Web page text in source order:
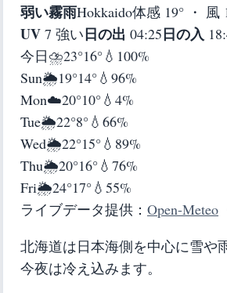
弱い霧雨Hokkaido体感 19° ・ 風
UV 7 強い日の出 04:25日の入
今日⛈️23°16°💧100%
Sun🌦️19°14°💧96%
Mon☁️20°10°💧4%
Tue🌦️22°8°💧66%
Wed🌦️22°15°💧89%
Thu🌦️20°16°💧76%
Fri🌦️24°17°💧55%
ライブデータ提供： Open-Meteo
北海道は日本海側を中心に雪や
今夜は冷え込みます。